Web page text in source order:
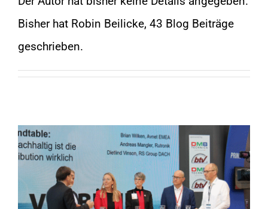
SHOP
Bisher hat Robin Beilicke, 43 Blog Beiträge
geschrieben.